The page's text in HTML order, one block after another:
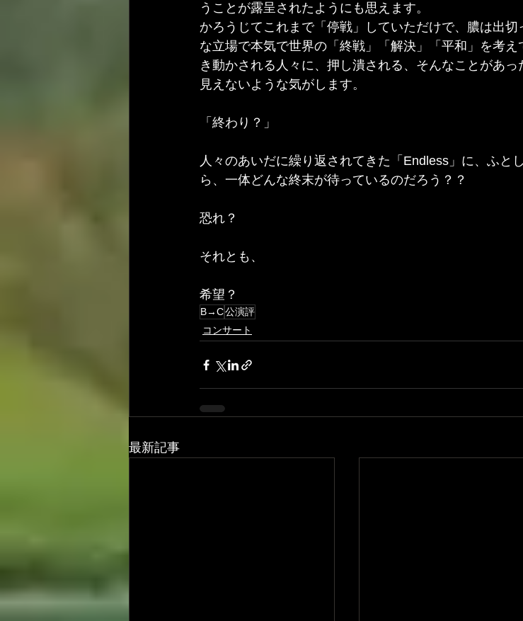
うことが露呈されたようにも思えます。
かろうじてこれまで「停戦」していただけで、膿は出
な立場で本気で世界の「終戦」「解決」「平和」を考
き動かされる人々に、押し潰される、そんなことがあ
見えないような気がします。
「終わり？」
人々のあいだに繰り返されてきた「Endless」に、ふと
ら、一体どんな終末が待っているのだろう？？
恐れ？
それとも、
希望？
B→C公演評
コンサート
最新記事